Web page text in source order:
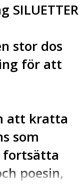
stor dos
för att
att kratta
som
fortsätta
poesin,